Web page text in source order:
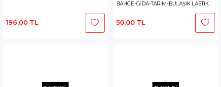
196,00 TL
BAHÇE-GIDA-TARIM-BULAŞIK LASTİK
50,00 TL